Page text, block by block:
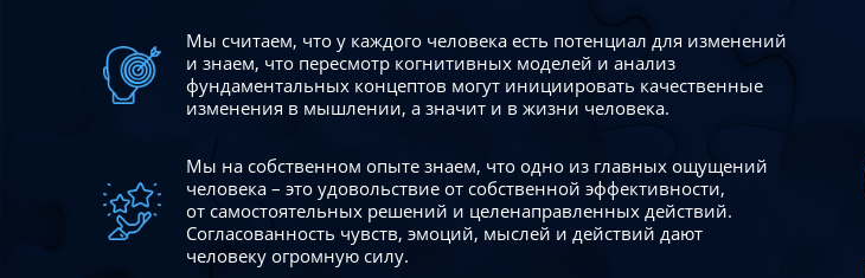
Мы считаем, что у каждого человека есть потенциал для изменений
и знаем, что пересмотр когнитивных моделей и анализ
фундаментальных концептов могут инициировать качественные
изменения в мышлении, а значит и в жизни человека.
Мы на собственном опыте знаем, что одно из главных ощущений
человека – это удовольствие от собственной эффективности,
от самостоятельных решений и целенаправленных действий.
Согласованность чувств, эмоций, мыслей и действий дают
человеку огромную силу.